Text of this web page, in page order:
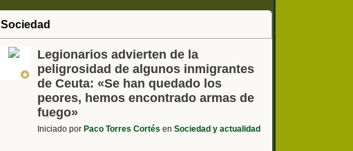
Sociedad
Legionarios advierten de la
peligrosidad de algunos inmigrantes
de Ceuta: «Se han quedado los
peores, hemos encontrado armas de
fuego»
Iniciado por Paco Torres Cortés enSociedad y actualidad